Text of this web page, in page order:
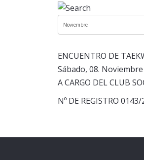
ENCUENTRO DE
Sábado, 08.
A CARGO DEL CLUB
Nº DE REGISTRO 0143/